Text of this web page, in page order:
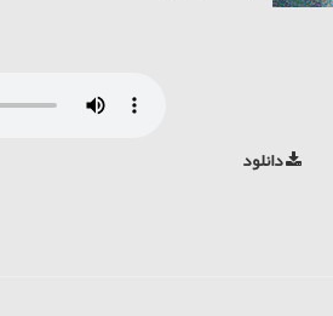
دانلود